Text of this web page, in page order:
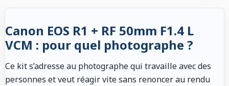
Canon EOS R1 + RF 50mm F1.4 L
VCM : pour quel photographe ?
Ce kit s’adresse au photographe qui travaille avec des
personnes et veut réagir vite sans renoncer au rendu